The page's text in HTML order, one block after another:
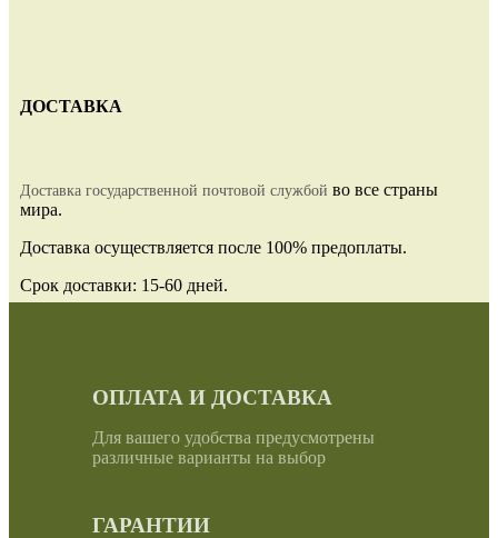
ДОСТАВКА
Доставка государственной почтовой службой во все страны
мира.
Доставка осуществляется после 100% предоплаты.
Срок доставки: 15-60 дней.
ОПЛАТА И ДОСТАВКА
Для вашего удобства предусмотрены
различные варианты на выбор
ГАРАНТИИ